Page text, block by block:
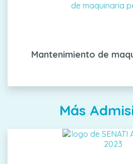
Mantenimiento de
Más